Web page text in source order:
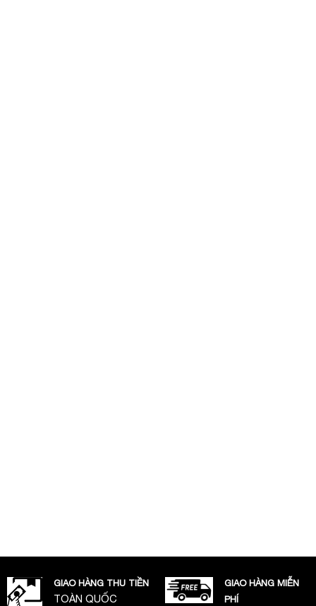
GIAO HÀNG THU TIỀN
TOÀN QUỐC
GIAO HÀNG MIỄN
PHÍ